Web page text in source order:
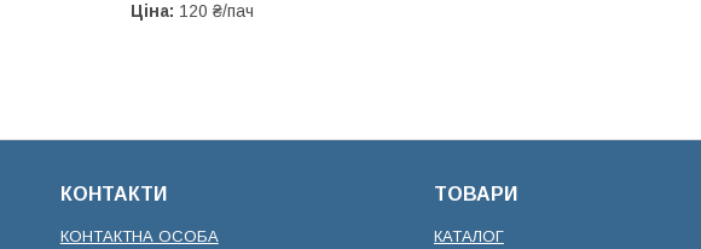
Ціна: 120 ₴/пач
КОНТАКТИ
КОНТАКТНА ОСОБА
ТОВАРИ
КАТАЛОГ